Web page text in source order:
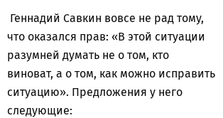
Геннадий Савкин вовсе не рад тому,
что оказался прав: «В этой ситуации
разумней думать не о том, кто
виноват, а о том, как можно исправить
ситуацию». Предложения у него
следующие: